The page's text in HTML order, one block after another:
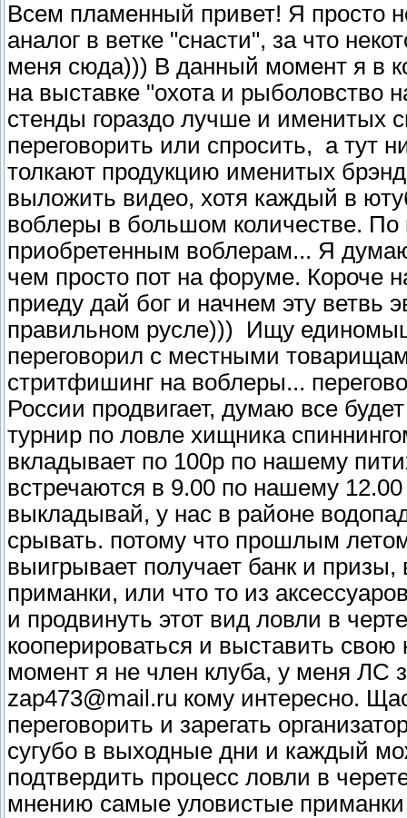
Всем пламенный привет! Я просто
аналог в ветке "снасти", за что
меня сюда))) В данный момент я в
на выставке "охота и рыболовство
стенды гораздо лучше и именитых
переговорить или спросить, а тут
толкают продукцию именитых
выложить видео, хотя каждый в
воблеры в большом количестве. По
приобретенным воблерам... Я
чем просто пот на форуме. Короче
приеду дай бог и начнем эту ветвь
правильном русле))) Ищу
переговорил с местными
стритфишинг на воблеры...
России продвигает, думаю все
турнир по ловле хищника
вкладывает по 100р по нашему
встречаются в 9.00 по нашему
выкладывай, у нас в районе
срывать. потому что прошлым
выигрывает получает банк и
приманки, или что то из
и продвинуть этот вид ловли в
кооперироваться и выставить
момент я не член клуба, у меня ЛС
zap473@mail.ru кому интересно.
переговорить и зарегать
сугубо в выходные дни и каждый
подтвердить процесс ловли в
мнению самые уловистые